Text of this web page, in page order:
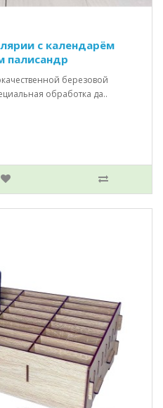
с календарём
палисандр
березовой
обработка да..